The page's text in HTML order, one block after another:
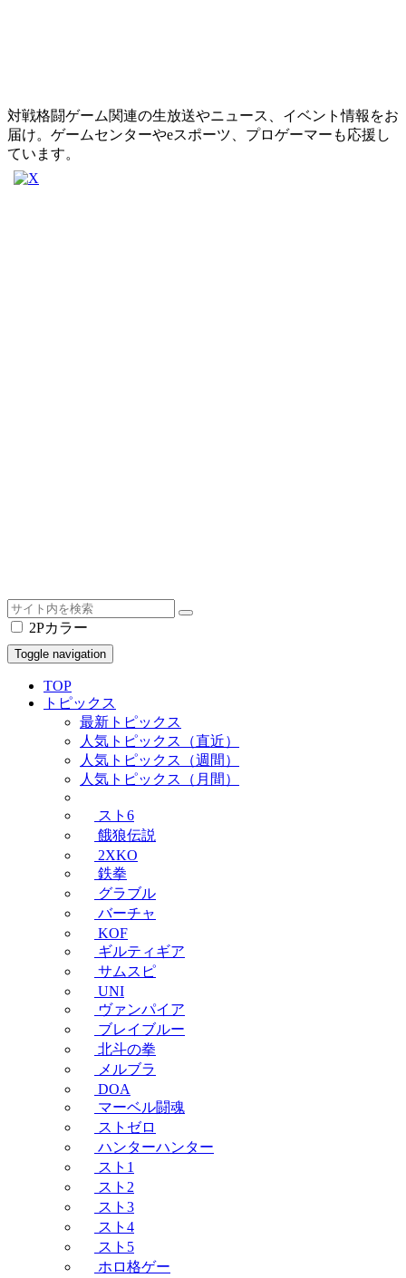
対戦格闘ゲーム関連の生放送やニュース、イベント情報をお
届け。ゲームセンターやeスポーツ、プロゲーマーも応援し
ています。
2Pカラー
Toggle navigation
TOP
トピックス
最新トピックス
人気トピックス（直近）
人気トピックス（週間）
人気トピックス（月間）
スト6
餓狼伝説
2XKO
鉄拳
グラブル
バーチャ
KOF
ギルティギア
サムスピ
UNI
ヴァンパイア
ブレイブルー
北斗の拳
メルブラ
DOA
マーベル闘魂
ストゼロ
ハンターハンター
スト1
スト2
スト3
スト4
スト5
ホロ格ゲー